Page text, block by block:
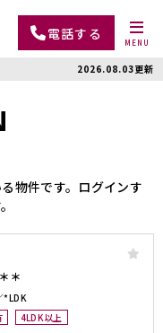
電話する
MENU
2026.08.03更新
物件です。ログインす
＊
*LDK
4LDK以上